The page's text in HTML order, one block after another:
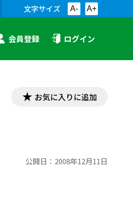
文字サイズ A- A+
会員登録 ログイン
お気に入りに追加
公開日： 2008年12月11日